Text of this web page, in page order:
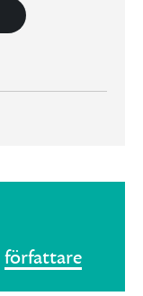
författare